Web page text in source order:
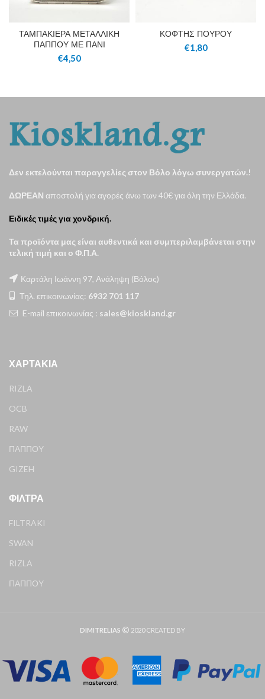
ΤΑΜΠΑΚΙΕΡΑ ΜΕΤΑΛΛΙΚΗ
ΠΑΠΠΟΥ ΜΕ ΠΑΝΙ
€4,50
ΚΟΦΤΗΣ ΠΟΥΡΟΥ
€1,80
Δεν εκτελούνται παραγγελίες στον Βόλο λόγω συνεργατών.!
ΔΩΡΕΑΝ αποστολή για αγορές άνω των 40€ για όλη την Ελλάδα.
Ειδικές τιμές για χονδρική.
Τα προϊόντα μας είναι αυθεντικά και συμπεριλαμβάνεται στην
τελική τιμή και ο Φ.Π.Α.
Καρτάλη Ιωάννη 97, Ανάληψη (Βόλος)
Τηλ. επικοινωνίας: 6932 701 117
E-mail επικοινωνίας : sales@kioskland.gr
ΧΑΡΤΆΚΙΑ
RIZLA
OCB
RAW
ΠΑΠΠΟΥ
GIZEH
ΦΊΛΤΡΑ
FILTRAKI
SWAN
RIZLA
ΠΑΠΠΟΥ
DIMITRELIAS 2020 CREATED BY